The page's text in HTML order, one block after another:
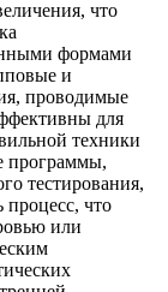
что
формами
и
проводимые
для
техники
программы,
тестирования,
процесс, что
или